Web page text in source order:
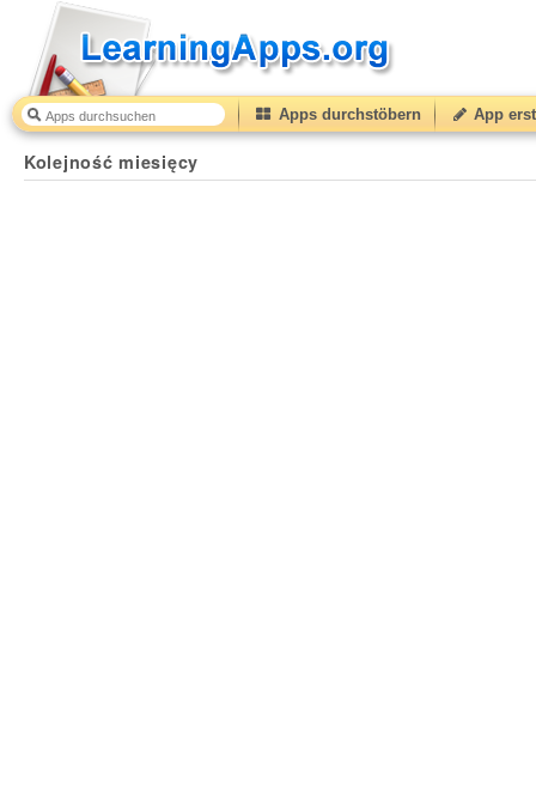
Apps durchstöbern App
Kolejność miesięcy
Kolejność miesięcy 44(from10to50 ) based on11